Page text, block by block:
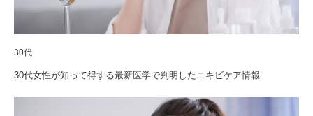
30代
30代女性が知って得する最新医学で判明したニキビケア情報